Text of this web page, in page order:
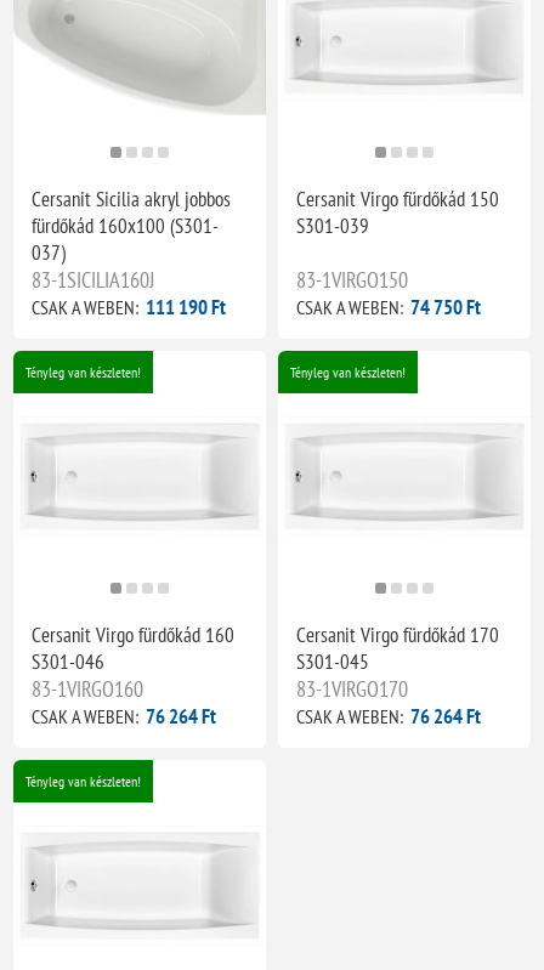
Cersanit Sicilia akryl jobbos
fürdőkád 160x100 (S301-
037)
83-1SICILIA160J
CSAK A WEBEN: 111 190 Ft
Cersanit Virgo fürdőkád 150
S301-039
83-1VIRGO150
CSAK A WEBEN: 74 750 Ft
Tényleg van készleten!
Cersanit Virgo fürdőkád 160
S301-046
83-1VIRGO160
CSAK A WEBEN: 76 264 Ft
Tényleg van készleten!
Cersanit Virgo fürdőkád 170
S301-045
83-1VIRGO170
CSAK A WEBEN: 76 264 Ft
Tényleg van készleten!